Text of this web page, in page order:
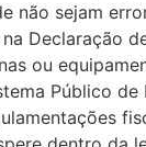
sejam
ou
Público